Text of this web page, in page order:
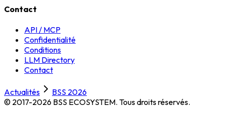
Contact
API / MCP
Confidentialité
Conditions
LLM Directory
Contact
Actualités
BSS 2026
© 2017-2026 BSS ECOSYSTEM. Tous droits réservés.